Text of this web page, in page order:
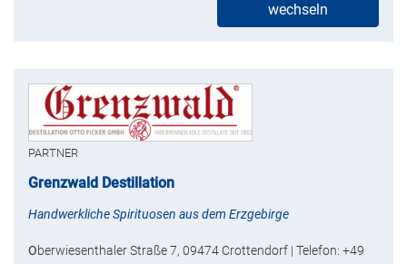
wechseln
PARTNER
Grenzwald Destillation
Handwerkliche Spirituosen aus dem Erzgebirge
Oberwiesenthaler Straße 7, 09474 Crottendorf | Telefon: +49